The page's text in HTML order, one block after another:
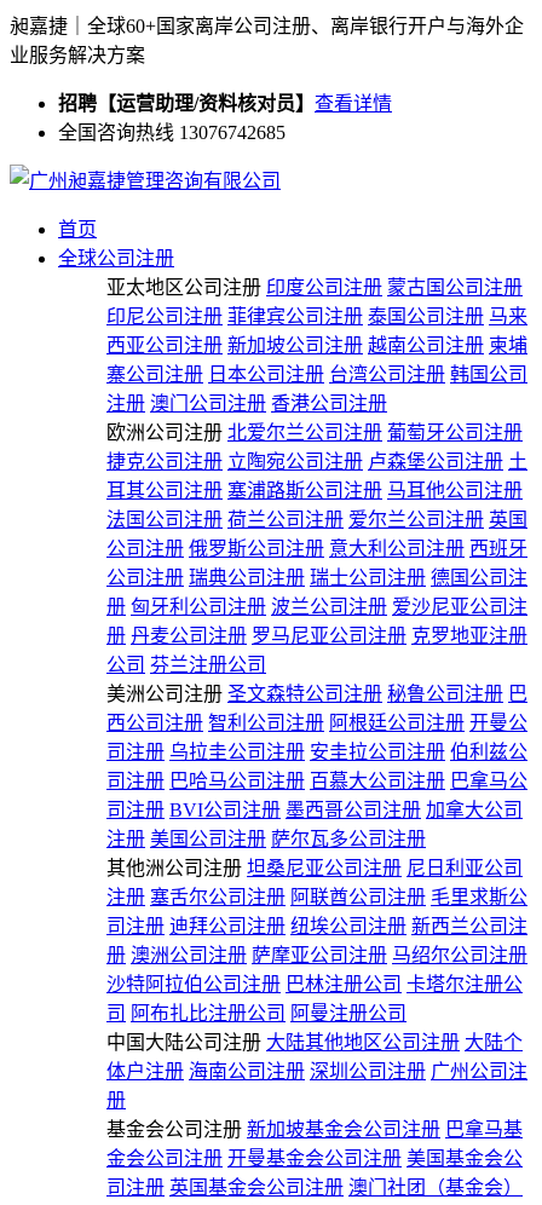
昶嘉捷｜全球60+国家离岸公司注册、离岸银行开户与海外企
业服务解决方案
招聘【运营助理/资料核对员】 查看详情
全国咨询热线 13076742685
首页
全球公司注册
亚太地区公司注册 印度公司注册 蒙古国公司注册
印尼公司注册 菲律宾公司注册 泰国公司注册 马来
西亚公司注册 新加坡公司注册 越南公司注册 柬埔
寨公司注册 日本公司注册 台湾公司注册 韩国公司
注册 澳门公司注册 香港公司注册
欧洲公司注册 北爱尔兰公司注册 葡萄牙公司注册
捷克公司注册 立陶宛公司注册 卢森堡公司注册 土
耳其公司注册 塞浦路斯公司注册 马耳他公司注册
法国公司注册 荷兰公司注册 爱尔兰公司注册 英国
公司注册 俄罗斯公司注册 意大利公司注册 西班牙
公司注册 瑞典公司注册 瑞士公司注册 德国公司注
册 匈牙利公司注册 波兰公司注册 爱沙尼亚公司注
册 丹麦公司注册 罗马尼亚公司注册 克罗地亚注册
公司 芬兰注册公司
美洲公司注册 圣文森特公司注册 秘鲁公司注册 巴
西公司注册 智利公司注册 阿根廷公司注册 开曼公
司注册 乌拉圭公司注册 安圭拉公司注册 伯利兹公
司注册 巴哈马公司注册 百慕大公司注册 巴拿马公
司注册 BVI公司注册 墨西哥公司注册 加拿大公司
注册 美国公司注册 萨尔瓦多公司注册
其他洲公司注册 坦桑尼亚公司注册 尼日利亚公司
注册 塞舌尔公司注册 阿联酋公司注册 毛里求斯公
司注册 迪拜公司注册 纽埃公司注册 新西兰公司注
册 澳洲公司注册 萨摩亚公司注册 马绍尔公司注册
沙特阿拉伯公司注册 巴林注册公司 卡塔尔注册公
司 阿布扎比注册公司 阿曼注册公司
中国大陆公司注册 大陆其他地区公司注册 大陆个
体户注册 海南公司注册 深圳公司注册 广州公司注
册
基金会公司注册 新加坡基金会公司注册 巴拿马基
金会公司注册 开曼基金会公司注册 美国基金会公
司注册 英国基金会公司注册 澳门社团（基金会）